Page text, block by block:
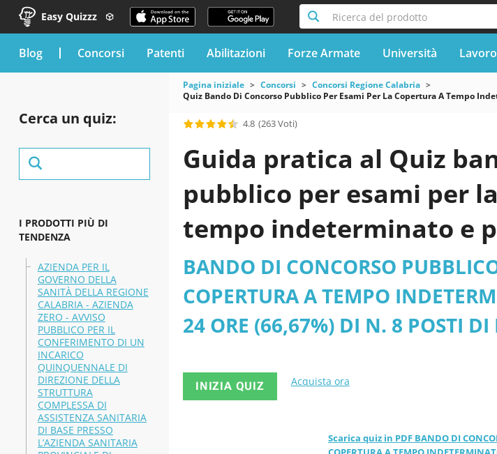
Easy Quizzz Ricerca del prodotto
blog Concorsi Patenti Abilitazioni Forze Armate Università Lavoro
Cerca un quiz:
I PRODOTTI PIÙ DI
TENDENZA
AZIENDA PER IL
GOVERNO DELLA
SANITÀ DELLA REGIONE
CALABRIA - AZIENDA
ZERO - AVVISO
PUBBLICO PER IL
CONFERIMENTO DI UN
INCARICO
QUINQUENNALE DI
DIREZIONE DELLA
STRUTTURA
COMPLESSA DI
ASSISTENZA SANITARIA
DI BASE PRESSO
L’AZIENDA SANITARIA
Pagina iniziale Concorsi
Concorsi Regione Calabria
Quiz Bando Di Concorso Pubblico Per Esami Per La Copertura A Tempo
4.8 (263 Voti)
Guida pratica al Quiz
pubblico per esami per
tempo indeterminato e
66,67% di n. 8 posti di
amministrativo
istruttori, con riserva di
BANDO DI CONCORSO
COPERTURA A TEMPO
24 ORE (66,67%) DI N. 8 POSTI DI
ISTRUTTORI CON RISERVA DI N. 2
Calabria - Comune di Amantea
INIZIA QUIZ Acquista ora
Scarica quiz in PDF BANDO DI